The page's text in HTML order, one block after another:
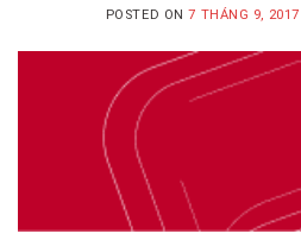
POSTED ON7 THÁNG 9, 2017